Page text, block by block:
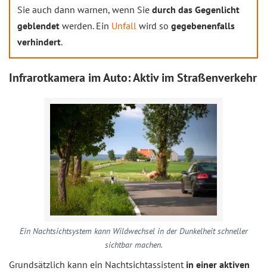
Sie auch dann warnen, wenn Sie durch das Gegenlicht
geblendet werden. Ein Unfall wird so gegebenenfalls
verhindert.
Infrarotkamera im Auto: Aktiv im Straßenverkehr
Ein Nachtsichtsystem kann Wildwechsel in der Dunkelheit schneller
sichtbar machen.
Grundsätzlich kann ein Nachtsichtassistent in einer aktiven